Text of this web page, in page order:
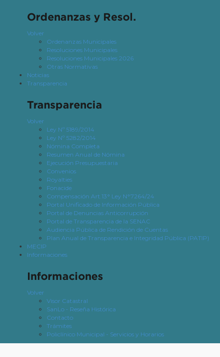
Ordenanzas y Resol.
Volver
Ordenanzas Municipales
Resoluciones Municipales
Resoluciones Municipales 2026
Otras Normativas
Noticias
Transparencia
Transparencia
Volver
Ley Nº 5189/2014
Ley Nº 5282/2014
Nómina Completa
Resumen Anual de Nómina
Ejecución Presupuestaria
Convenios
Royalties
Fonacide
Compensación Art.13° Ley N°7264/24
Portal Unificado de Información Pública
Portal de Denuncias Anticorrupción
Portal de Transparencia de la SENAC
Audiencia Pública de Rendición de Cuentas
Plan Anual de Transparencia e Integridad Pública (PATIP)
MECIP
Informaciones
Informaciones
Volver
Visor Catastral
SanLo - Reseña Histórica
Contacto
Trámites
Policlínico Municipal - Servicios y Horarios